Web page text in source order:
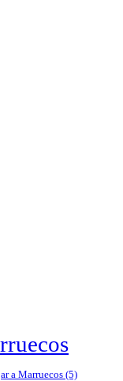
a Marruecos (5)